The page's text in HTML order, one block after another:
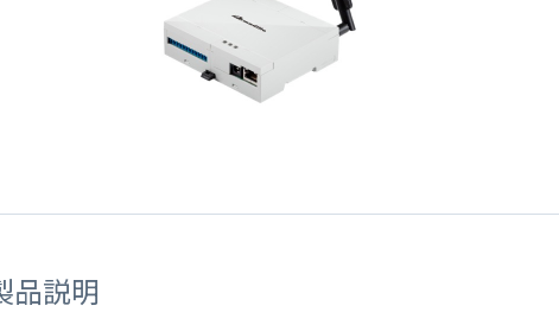
ダッシュボード作成/共有
SORACOM Lagoon
インラインプロセッシング
品説明